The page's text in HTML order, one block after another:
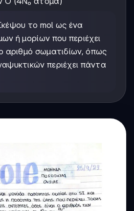
το mol ως ένα
ή μορίων που περιέχει
αριθμό σωματιδίων, όπως
περιέχει πάντα